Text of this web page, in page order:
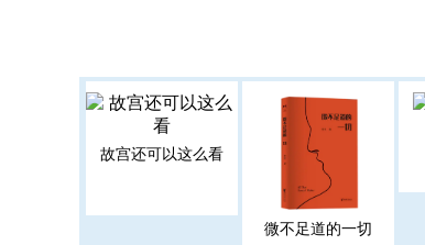
故宫还可以这么看
微不足道的一切